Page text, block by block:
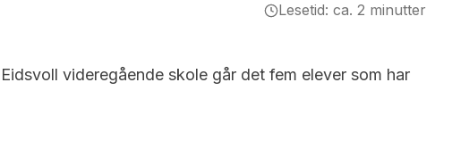
Lesetid: ca. 2 minutter
videregående skole går det fem elever som har